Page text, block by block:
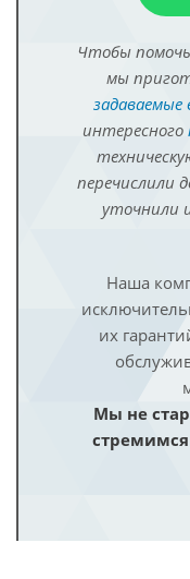
Чтобы
мы
задаваемые
интересного
перечислили
уточнили
Наша
их
Мы не